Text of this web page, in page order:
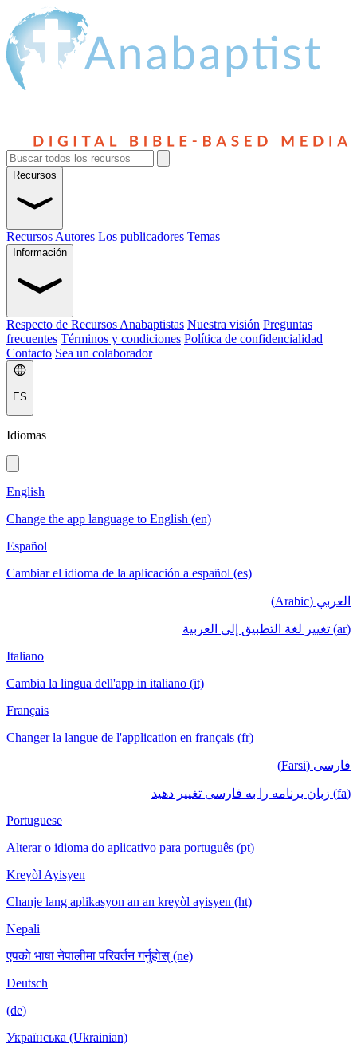
Recursos
Recursos Autores Los publicadores Temas
Información
Respecto de Recursos Anabaptistas Nuestra visión Preguntas
frecuentes Términos y condiciones Política de confidencialidad
Contacto Sea un colaborador
ES
Idiomas
English
Change the app language to English (en)
Español
Cambiar el idioma de la aplicación a español (es)
العربي (Arabic)
(ar) تغيير لغة التطبيق إلى العربية
Italiano
Cambia la lingua dell'app in italiano (it)
Français
Changer la langue de l'application en français (fr)
فارسی (Farsi)
(fa) زبان برنامه را به فارسی تغییر دهید
Portuguese
Alterar o idioma do aplicativo para português (pt)
Kreyòl Ayisyen
Chanje lang aplikasyon an an kreyòl ayisyen (ht)
Nepali
एपको भाषा नेपालीमा परिवर्तन गर्नुहोस् (ne)
Deutsch
(de)
Українська (Ukrainian)